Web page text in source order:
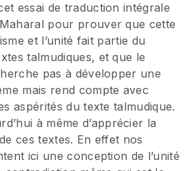
essai de traduction intégrale
pour prouver que cette
et l’unité fait partie du
talmudiques, et que le
pas à développer une
mais rend compte avec
aspérités du texte talmudique.
à même d’apprécier la
ces textes. En effet nos
ici une conception de l’unité